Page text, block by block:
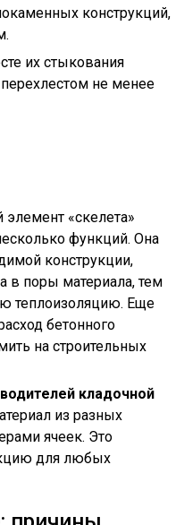
конструкций,
их стыкования
не менее
«скелета»
функций. Она
конструкции,
в поры материала, тем
теплоизоляцию. Еще
бетонного
на строительных
кладочной
из разных
ячеек. Это
для любых